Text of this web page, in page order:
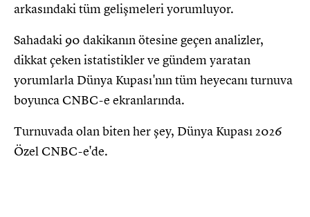
arkasındaki tüm gelişmeleri yorumluyor.
Sahadaki 90 dakikanın ötesine geçen analizler,
dikkat çeken istatistikler ve gündem yaratan
yorumlarla Dünya Kupası'nın tüm heyecanı turnuva
boyunca CNBC-e ekranlarında.
Turnuvada olan biten her şey, Dünya Kupası 2026
Özel CNBC-e'de.